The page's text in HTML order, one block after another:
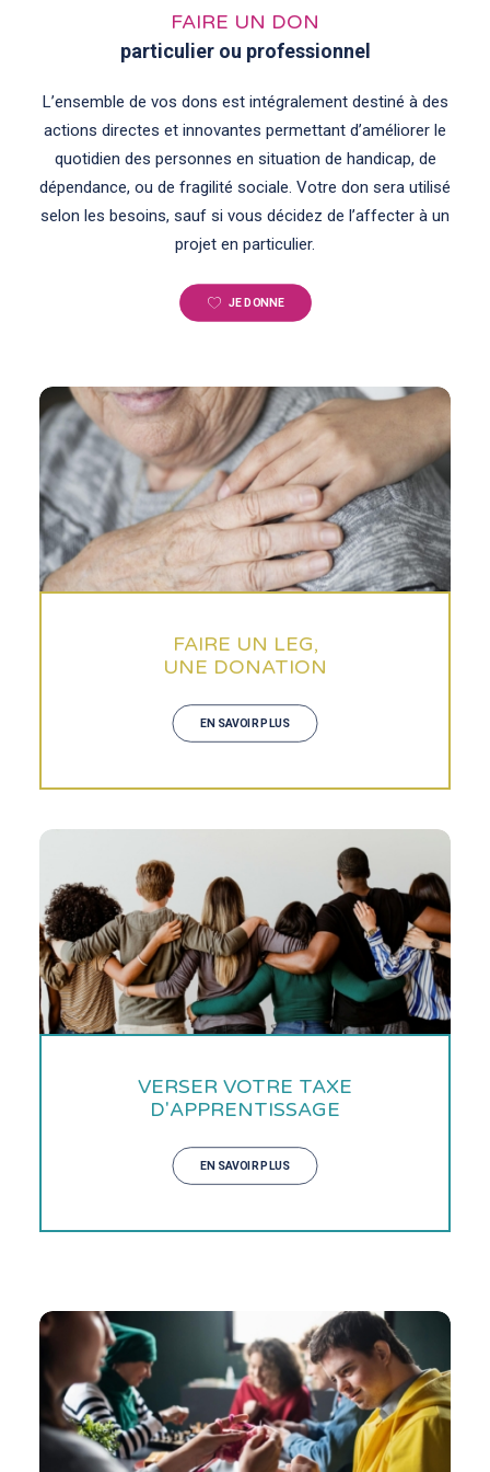
FAIRE UN DON
particulier ou professionnel
L’ensemble de vos dons est intégralement destiné à des
actions directes et innovantes permettant d’améliorer le
quotidien des personnes en situation de handicap, de
dépendance, ou de fragilité sociale. Votre don sera utilisé
selon les besoins, sauf si vous décidez de l’affecter à un
projet en particulier.
JE DONNE
FAIRE UN LEG,
UNE DONATION
EN SAVOIR PLUS
VERSER VOTRE TAXE
D'APPRENTISSAGE
EN SAVOIR PLUS